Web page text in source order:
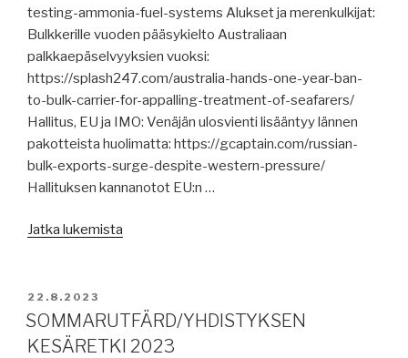
testing-ammonia-fuel-systems Alukset ja merenkulkijat:
Bulkkerille vuoden pääsykielto Australiaan
palkkaepäselvyyksien vuoksi:
https://splash247.com/australia-hands-one-year-ban-
to-bulk-carrier-for-appalling-treatment-of-seafarers/
Hallitus, EU ja IMO: Venäjän ulosvienti lisääntyy lännen
pakotteista huolimatta: https://gcaptain.com/russian-
bulk-exports-surge-despite-western-pressure/
Hallituksen kannanotot EU:n …
Jatka lukemista
artikkeleita
v34/23”
JULKAISTU
22.8.2023
SOMMARUTFÄRD/YHDISTYKSEN
KESÄRETKI 2023